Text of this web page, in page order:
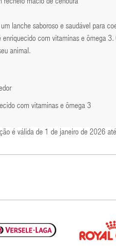
recheio macio de cenoura
lanche saboroso e saudável para
com vitaminas e ômega
animal.
com vitaminas e ômega 3
é válida de 1 de janeiro de 2026